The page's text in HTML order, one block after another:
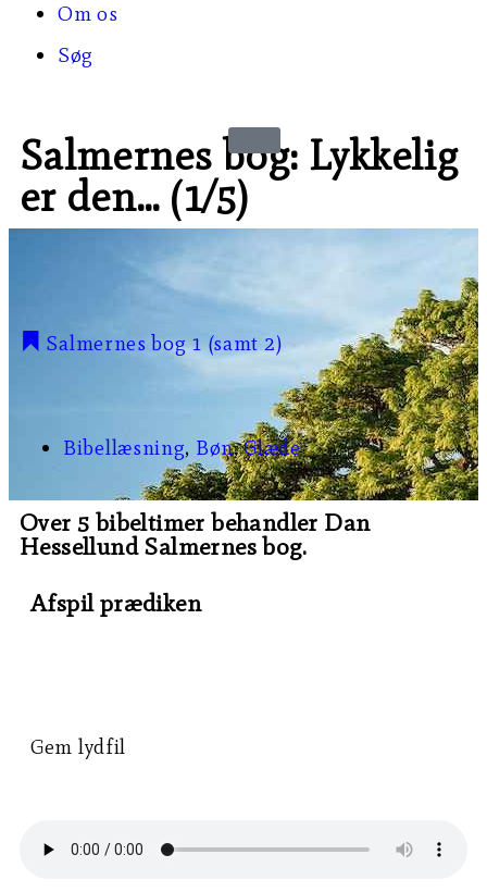
Om os
Søg
Salmernes bog: Lykkelig
er den… (1/5)
Salmernes bog 1 (samt 2)
Bibellæsning, Bøn,Glæde
Over 5 bibeltimer behandler Dan
Hessellund Salmernes bog.
Afspil prædiken
Gem lydfil